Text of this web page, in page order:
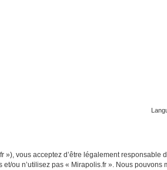
»), vous acceptez d’être légalement responsable
ou n’utilisez pas « Mirapolis.fr ». Nous pouvons